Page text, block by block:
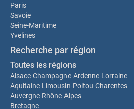
Paris
Savoie
Seine-Maritime
Yvelines
Recherche par région
Toutes les régions
Alsace-Champagne-Ardenne-Lorraine
Aquitaine-Limousin-Poitou-Charentes
Auvergne-Rhône-Alpes
Bretagne